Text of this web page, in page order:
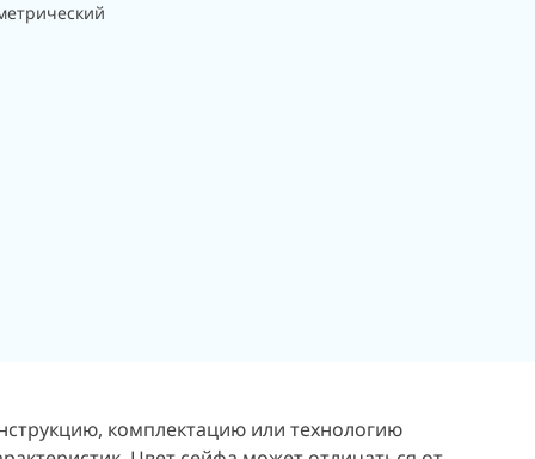
комплектацию или технологию